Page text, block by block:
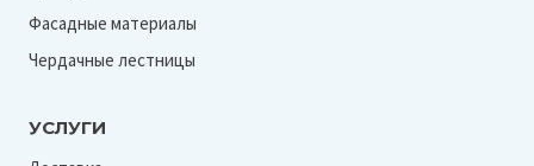
Фасадные материалы
Чердачные лестницы
УСЛУГИ